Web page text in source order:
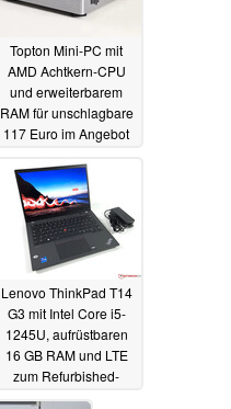
Topton Mini-PC mit
AMD Achtkern-CPU
und erweiterbarem
RAM für unschlagbare
117 Euro im Angebot
Lenovo ThinkPad T14
G3 mit Intel Core i5-
1245U, aufrüstbaren
16 GB RAM und LTE
zum Refurbished-
Sparpreis17.06.2025